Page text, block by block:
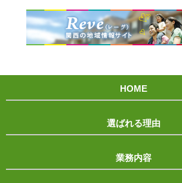
HOME
選ばれる理由
業務内容